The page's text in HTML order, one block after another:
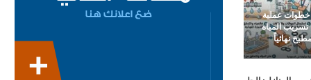
خطوات عملية
المياه
نهائياً